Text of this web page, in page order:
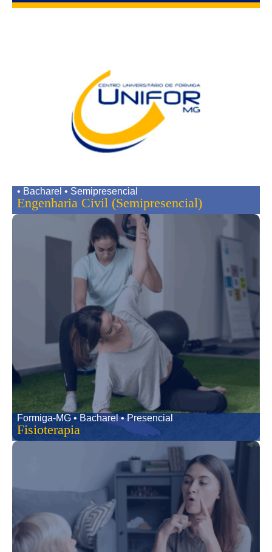
• Bacharel • Semipresencial
Engenharia Civil (Semipresencial)
Formiga-MG • Bacharel • Presencial
Fisioterapia